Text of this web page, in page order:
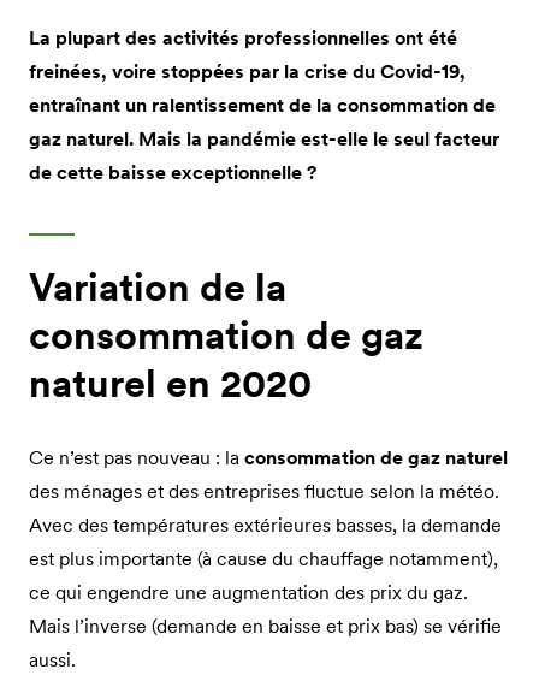
La plupart des activités professionnelles ont été
freinées, voire stoppées par la crise du Covid-19,
entraînant un ralentissement de la consommation de
gaz naturel. Mais la pandémie est-elle le seul facteur
de cette baisse exceptionnelle ?
Variation de la
consommation de gaz
naturel en 2020
Ce n’est pas nouveau : la consommation de gaz naturel
des ménages et des entreprises fluctue selon la météo.
Avec des températures extérieures basses, la demande
est plus importante (à cause du chauffage notamment),
ce qui engendre une augmentation des prix du gaz.
Mais l’inverse (demande en baisse et prix bas) se vérifie
aussi.